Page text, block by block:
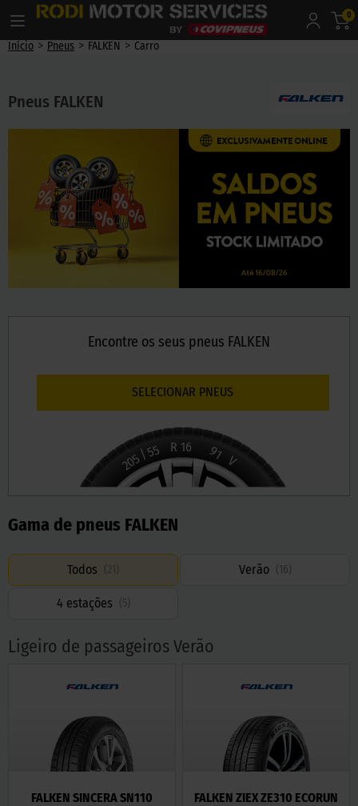
0
Início > Pneus > FALKEN > Carro
Pneus FALKEN
Encontre os seus pneus FALKEN
205/55 R 16 91 V
SELECIONAR PNEUS
Gama de pneus FALKEN
Todos Verão 16)
4 estações 5)
Ligeiro de passageiros Verão
FALKEN SINCERA SN110 FALKEN ZIEX ZE310 ECORUN